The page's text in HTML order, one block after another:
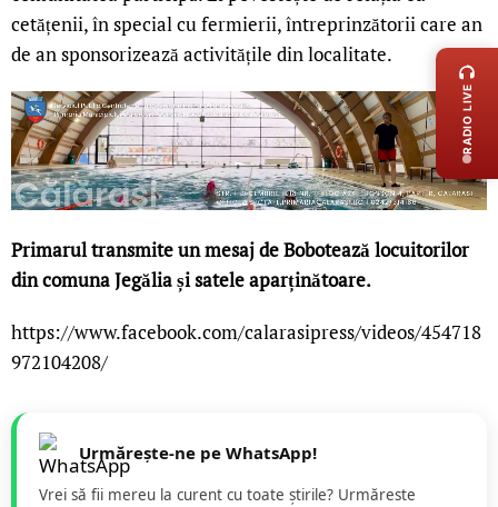
cetățenii, în special cu fermierii, întreprinzătorii care an
de an sponsorizează activitățile din localitate.
Primarul transmite un mesaj de Bobotează locuitorilor
din comuna Jegălia și satele aparținătoare.
https://www.facebook.com/calarasipress/videos/454718
972104208/
Urmărește-ne pe WhatsApp!
Vrei să fii mereu la curent cu toate știrile? Urmăreste
LIVE
RADIO LIVE